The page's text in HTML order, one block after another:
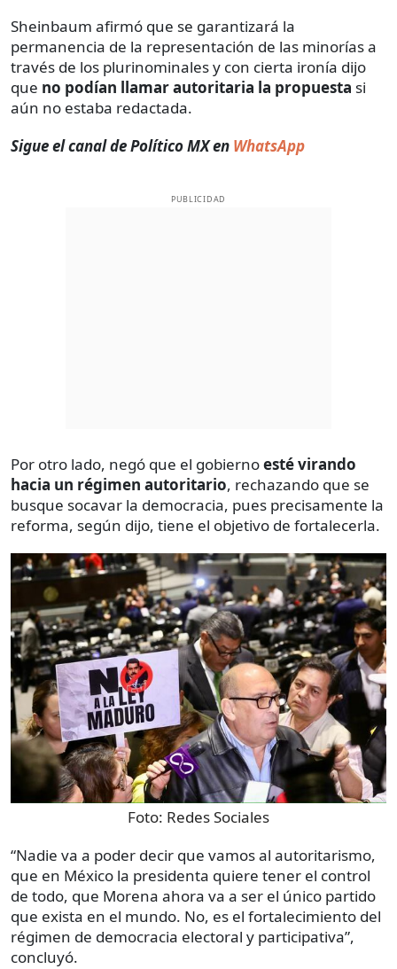
Sheinbaum afirmó que se garantizará la
permanencia de la representación de las minorías a
través de los plurinominales y con cierta ironía dijo
que no podían llamar autoritaria la propuesta si
aún no estaba redactada.
Sigue el canal de Político MX en WhatsApp
PUBLICIDAD
Por otro lado, negó que el gobiernoesté virando
hacia un régimen autoritario, rechazando que se
busque socavar la democracia, pues precisamente la
reforma, según dijo, tiene el objetivo de fortalecerla.
Foto: Redes Sociales
“Nadie va a poder decir que vamos al autoritarismo,
que en México la presidenta quiere tener el control
de todo, que Morena ahora va a ser el único partido
que exista en el mundo. No, es el fortalecimiento del
régimen de democracia electoral y participativa”,
concluyó.